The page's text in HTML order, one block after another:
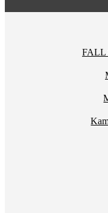
FALL